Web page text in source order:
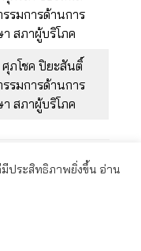
รมการด้านการ
สภาผู้บริโภค
ศุภโชค ปิยะสันติ์
รมการด้านการ
สภาผู้บริโภค
มีประสิทธิภาพยิ่งขึ้น อ่าน
ใช้งานที่ดีให้แก่ท่าน คุณ